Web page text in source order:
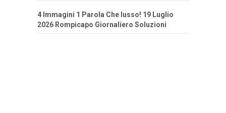
4 Immagini 1 Parola Che lusso! 19 Luglio
2026 Rompicapo Giornaliero Soluzioni